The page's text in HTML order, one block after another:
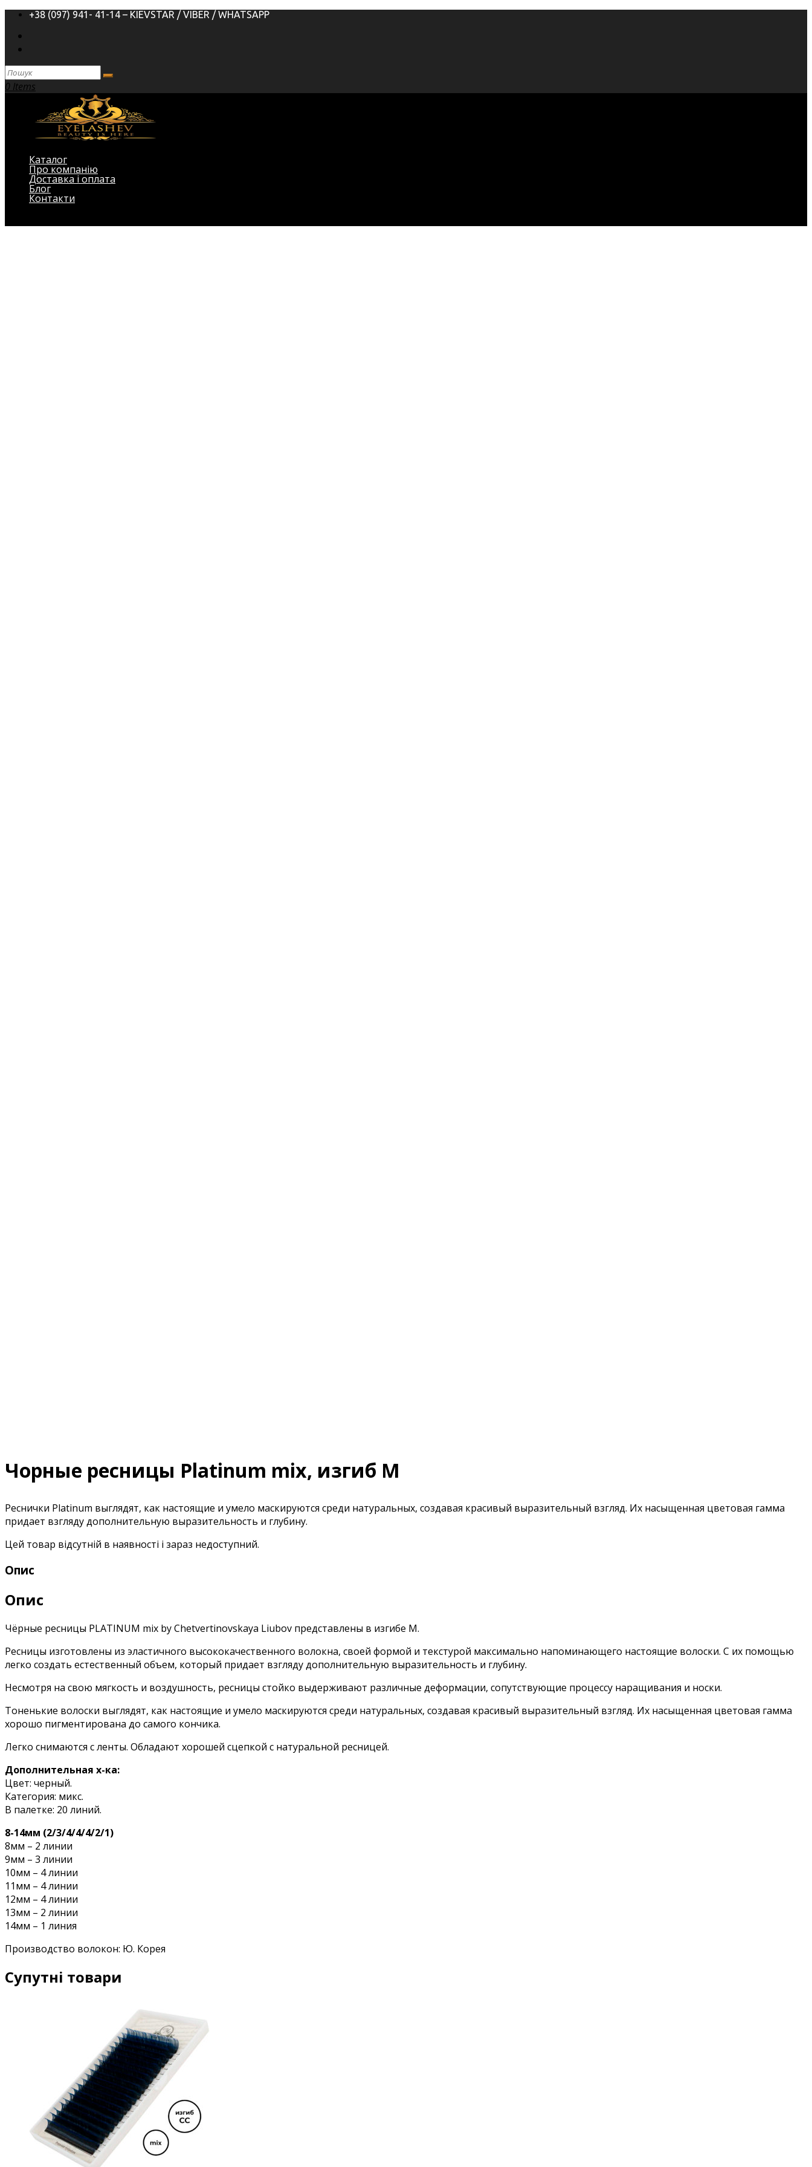
+38 (097) 941- 41-14 – KIEVSTAR / VIBER / WHATSAPP
0 Items
Каталог
Про компанію
Доставка і оплата
Блог
Контакти
Чорные ресницы Platinum mix, изгиб М
Реснички Platinum выглядят, как настоящие и умело маскируются среди натуральных, создавая красивый выразительный взгляд. Их насыщенная цветовая гамма
придает взгляду дополнительную выразительность и глубину.
Цей товар відсутній в наявності і зараз недоступний.
Опис
Опис
Чёрные ресницы PLATINUM mix by Chetvertinovskaya Liubov представлены в изгибе М.
Ресницы изготовлены из эластичного высококачественного волокна, своей формой и текстурой максимально напоминающего настоящие волоски. С их помощью
легко создать естественный объем, который придает взгляду дополнительную выразительность и глубину.
Несмотря на свою мягкость и воздушность, ресницы стойко выдерживают различные деформации, сопутствующие процессу наращивания и носки.
Тоненькие волоски выглядят, как настоящие и умело маскируются среди натуральных, создавая красивый выразительный взгляд. Их насыщенная цветовая гамма
хорошо пигментирована до самого кончика.
Легко снимаются с ленты. Обладают хорошей сцепкой с натуральной ресницей.
Дополнительная х-ка:
Цвет: черный.
Категория: микс.
В палетке: 20 линий.
8-14мм (2/3/4/4/4/2/1)
8мм – 2 линии
9мм – 3 линии
10мм – 4 линии
11мм – 4 линии
12мм – 4 линии
13мм – 2 линии
14мм – 1 линия
Производство волокон: Ю. Корея
Супутні товари